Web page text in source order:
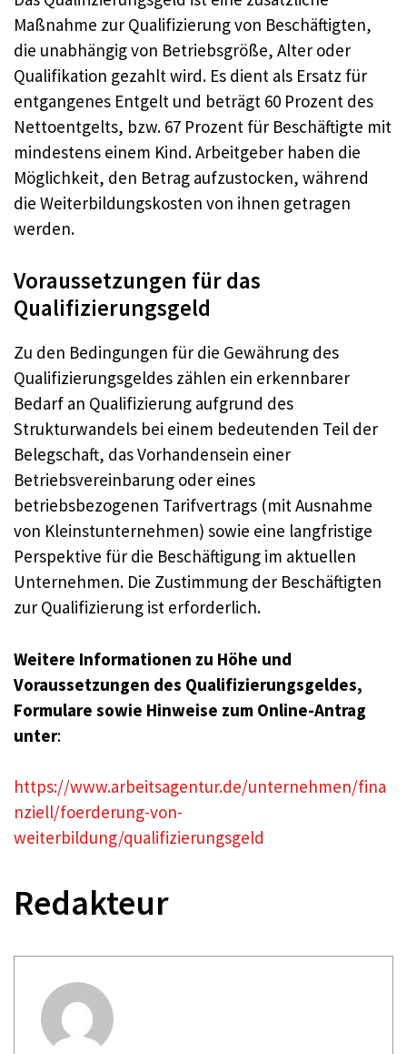
Maßnahme zur Qualifizierung von Beschäftigten,
die unabhängig von Betriebsgröße, Alter oder
Qualifikation gezahlt wird. Es dient als Ersatz für
entgangenes Entgelt und beträgt 60 Prozent des
Nettoentgelts, bzw. 67 Prozent für Beschäftigte mit
mindestens einem Kind. Arbeitgeber haben die
Möglichkeit, den Betrag aufzustocken, während
die Weiterbildungskosten von ihnen getragen
werden.
Voraussetzungen für das
Qualifizierungsgeld
Zu den Bedingungen für die Gewährung des
Qualifizierungsgeldes zählen ein erkennbarer
Bedarf an Qualifizierung aufgrund des
Strukturwandels bei einem bedeutenden Teil der
Belegschaft, das Vorhandensein einer
Betriebsvereinbarung oder eines
betriebsbezogenen Tarifvertrags (mit Ausnahme
von Kleinstunternehmen) sowie eine langfristige
Perspektive für die Beschäftigung im aktuellen
Unternehmen. Die Zustimmung der Beschäftigten
zur Qualifizierung ist erforderlich.
Weitere Informationen zu Höhe und
Voraussetzungen des Qualifizierungsgeldes,
Formulare sowie Hinweise zum Online-Antrag
unter:
https://www.arbeitsagentur.de/unternehmen/fina
nziell/foerderung-von-
weiterbildung/qualifizierungsgeld
Redakteur